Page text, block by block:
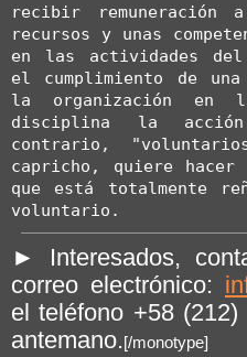
recibir remuneración
recursos y unas
en las actividades
el cumplimiento de
la organización en
disciplina la
contrario,
capricho, quiere
que está totalmente
voluntario.
► Interesados,
correo electrónico:
el teléfono +58
antemano. [/monotype]